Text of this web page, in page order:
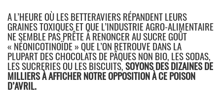
A L’HEURE OÙ LES BETTERAVIERS RÉPANDENT LEURS
GRAINES TOXIQUES ET QUE L’INDUSTRIE AGRO-ALIMENTAIRE
NE SEMBLE PAS PRÊTE À RENONCER AU SUCRE GOÛT
« NÉONICOTINOÏDE » QUE L’ON RETROUVE DANS LA
PLUPART DES CHOCOLATS DE PÂQUES NON BIO, LES SODAS,
LES SUCRERIES OU LES BISCUITS,SOYONS DES DIZAINES DE
MILLIERS À AFFICHER NOTRE OPPOSITION À CE POISON
D’AVRIL.